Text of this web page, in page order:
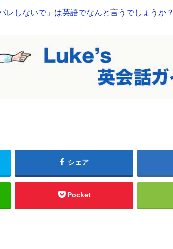
バレしないで」は英語でなんと言うでしょうか？
シェア
Pocket